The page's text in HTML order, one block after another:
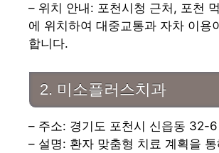
– 위치 안내: 포천시청 근처, 포천
에 위치하여 대중교통과 자차 이용
합니다.
2. 미소플러스치과
– 주소: 경기도 포천시 신읍동 32-6
– 설명: 환자 맞춤형 치료 계획을